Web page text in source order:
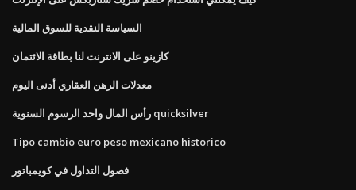
السياسة النقدية للسوق المالية
كازينو على الانترنت لنا بطاقة الائتمان
معدلات الرهن العقاري أدنى اليوم
رأس المال واحد الرسوم السنوية quicksilver
Tipo cambio euro peso mexicano historico
فصول التداول في كويمباتور